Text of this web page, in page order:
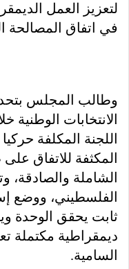
لتعزيز العمل
في اتفاق المصالحة
وطالب المجلس
الانتخابات الوطنية
اللجنة المكلفة
المكثفة للاتفاق
الشاملة والصادقة،
الفلسطيني، ووضع
ثابت يحقق الوحدة
ديمقراطية مكتملة
السامية.